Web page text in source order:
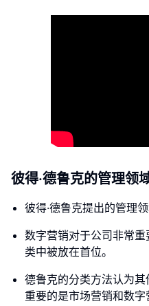
彼得·德鲁克的管理领
彼得·德鲁克提出的管理
数字营销对于公司非常
类中被放在首位。
德鲁克的分类方法认为
重要的是市场营销和数字